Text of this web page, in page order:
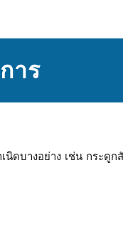
าร
นิดบางอย่าง เช่น กระดู